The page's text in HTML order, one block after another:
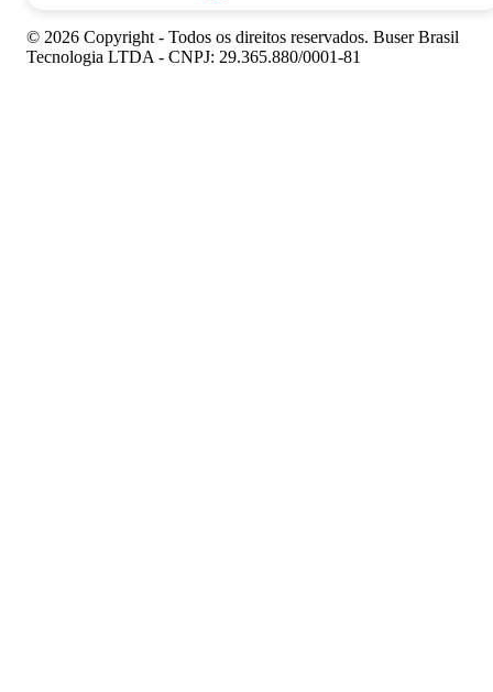
© 2026 Copyright - Todos os direitos reservados. Buser Brasil
Tecnologia LTDA - CNPJ: 29.365.880/0001-81